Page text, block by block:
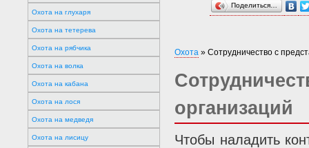
Охота на глухаря
Охота на тетерева
Охота на рябчика
Охота на волка
Охота на кабана
Охота на лося
Охота на медведя
Охота на лисицу
Поделиться…
Охота » Сотрудничество с
организаций
Чтобы наладить